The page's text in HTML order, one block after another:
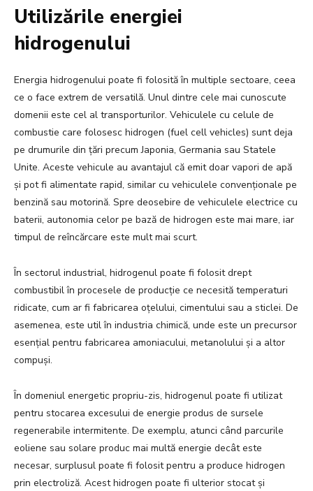
Utilizările energiei
hidrogenului
Energia hidrogenului poate fi folosită în multiple sectoare, ceea
ce o face extrem de versatilă. Unul dintre cele mai cunoscute
domenii este cel al transporturilor. Vehiculele cu celule de
combustie care folosesc hidrogen (fuel cell vehicles) sunt deja
pe drumurile din țări precum Japonia, Germania sau Statele
Unite. Aceste vehicule au avantajul că emit doar vapori de apă
și pot fi alimentate rapid, similar cu vehiculele convenționale pe
benzină sau motorină. Spre deosebire de vehiculele electrice cu
baterii, autonomia celor pe bază de hidrogen este mai mare, iar
timpul de reîncărcare este mult mai scurt.
În sectorul industrial, hidrogenul poate fi folosit drept
combustibil în procesele de producție ce necesită temperaturi
ridicate, cum ar fi fabricarea oțelului, cimentului sau a sticlei. De
asemenea, este util în industria chimică, unde este un precursor
esențial pentru fabricarea amoniacului, metanolului și a altor
compuși.
În domeniul energetic propriu-zis, hidrogenul poate fi utilizat
pentru stocarea excesului de energie produs de sursele
regenerabile intermitente. De exemplu, atunci când parcurile
eoliene sau solare produc mai multă energie decât este
necesar, surplusul poate fi folosit pentru a produce hidrogen
prin electroliză. Acest hidrogen poate fi ulterior stocat și